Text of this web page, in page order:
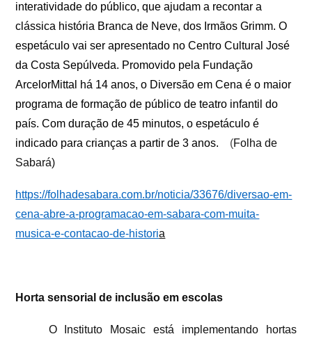
interatividade do público, que ajudam a recontar a
clássica história Branca de Neve, dos Irmãos Grimm. O
espetáculo vai ser apresentado no Centro Cultural José
da Costa Sepúlveda. Promovido pela Fundação
ArcelorMittal há 14 anos, o Diversão em Cena é o maior
programa de formação de público de teatro infantil do
país. Com duração de 45 minutos, o espetáculo é
indicado para crianças a partir de 3 anos.
(Folha de
Sabará)
https://folhadesabara.com.br/noticia/33676/diversao-em-
cena-abre-a-programacao-em-sabara-com-muita-
musica-e-contacao-de-historia
Horta sensorial de inclusão em escolas
O Instituto Mosaic está implementando hortas